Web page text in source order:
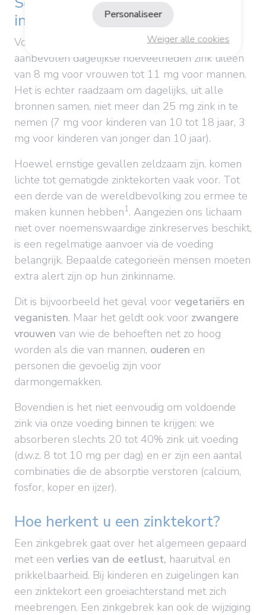
innames
Voor de algemene bevolking lopen de
aanbevolen dagelijkse hoeveelheden zink uiteen
van 8 mg voor vrouwen tot 11 mg voor mannen.
Het is echter raadzaam om dagelijks, uit alle
bronnen samen, niet meer dan 25 mg zink in te
nemen (7 mg voor kinderen van 10 tot 18 jaar, 3
mg voor kinderen van jonger dan 10 jaar).
Hoewel ernstige gevallen zeldzaam zijn, komen
lichte tot gematigde zinktekorten vaak voor. Tot
een derde van de wereldbevolking zou ermee te
maken kunnen hebben1. Aangezien ons lichaam
niet over noemenswaardige zinkreserves beschikt,
is een regelmatige aanvoer via de voeding
belangrijk. Bepaalde categorieën mensen moeten
extra alert zijn op hun zinkinname.
Dit is bijvoorbeeld het geval voor vegetariërs en
veganisten. Maar het geldt ook voor zwangere
vrouwen van wie de behoeften net zo hoog
worden als die van mannen, ouderen en
personen die gevoelig zijn voor
darmongemakken.
Bovendien is het niet eenvoudig om voldoende
zink via onze voeding binnen te krijgen: we
absorberen slechts 20 tot 40% zink uit voeding
(d.w.z. 8 tot 10 mg per dag) en er zijn een aantal
combinaties die de absorptie verstoren (calcium,
fosfor, koper en ijzer).
Hoe herkent u een zinktekort?
Een zinkgebrek gaat over het algemeen gepaard
met een verlies van de eetlust, haaruitval en
prikkelbaarheid. Bij kinderen en zuigelingen kan
een zinktekort een groeiachterstand met zich
meebrengen. Een zinkgebrek kan ook de wijziging
Weiger alle cookies
Personaliseer